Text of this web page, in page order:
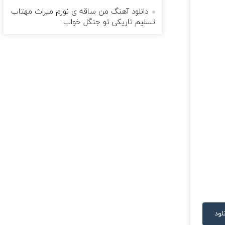
دانلود آهنگ من ساقه ی نورم میراث مهتاب
تسلیم تاریکی تو جنگل خواب